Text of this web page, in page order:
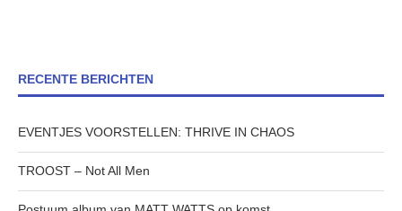
RECENTE BERICHTEN
EVENTJES VOORSTELLEN: THRIVE IN CHAOS
TROOST – Not All Men